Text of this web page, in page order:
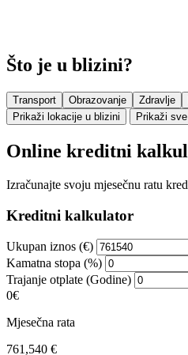
Što je u blizini?
Transport Obrazovanje Zdravlje
Prikaži lokacije u blizini
Prikaži sve
Online kreditni
Izračunajte svoju mjesečnu ratu
Kreditni kalkulator
Ukupan iznos (€)
Kamatna stopa (%)
Trajanje otplate (Godine)
0€
Mjesečna rata
761,540 €